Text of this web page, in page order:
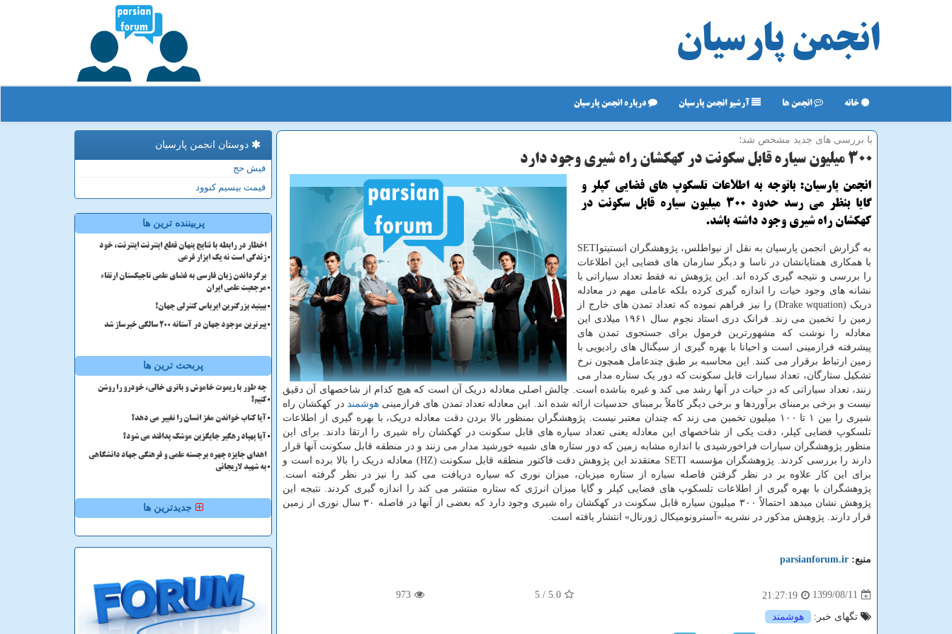
انجمن پارسیان
خانه انجمن ها آرشیو انجمن پارسیان درباره انجمن پارسیان
با بررسی های جدید مشخص شد؛
۳۰۰ میلیون سیاره قابل سكونت در كهكشان راه شیری وجود دارد
انجمن پارسیان: باتوجه به اطلاعات تلسكوپ های فضایی كپلر و
گایا بنظر می رسد حدود 300 میلیون سیاره قابل سكونت در
كهكشان راه شیری وجود داشته باشد.
به گزارش انجمن پارسیان به نقل از نیواطلس، پژوهشگران انستیتوSETI
با همکاری همتایانشان در ناسا و دیگر سازمان های فضایی این اطلاعات
را بررسی و نتیجه گیری کرده اند. این پژوهش نه فقط تعداد سیاراتی با
نشانه های وجود حیات را اندازه گیری کرده بلکه عاملی مهم در معادله
دریک (Drake wquation) را نیز فراهم نموده که تعداد تمدن های خارج از
زمین را تخمین می زند. فرانک دری استاد نجوم سال ۱۹۶۱ میلادی این
معادله را نوشت که مشهورترین فرمول برای جستجوی تمدن های
پیشرفته فرازمینی است و احیانا با بهره گیری از سیگنال های رادیویی با
زمین ارتباط برقرار می کنند. این محاسبه بر طبق چندعامل همچون نرخ
تشکیل ستارگان، تعداد سیارات قابل سکونت که دور یک ستاره مدار می
زنند، تعداد سیاراتی که در حیات در آنها رشد می کند و غیره بناشده است. چالش اصلی معادله دریک آن است که هیچ کدام از شاخصهای آن دقیق
نیست و برخی برمبنای برآوردها و برخی دیگر کاملاً برمبنای حدسیات ارائه شده اند. این معادله تعداد تمدن های فرازمینیهوشمند در کهکشان راه
شیری را بین ۱ تا ۱۰۰ میلیون تخمین می زند که چندان معتبر نیست. پژوهشگران بمنظور بالا بردن دقت معادله دریک، با بهره گیری از اطلاعات
تلسکوپ فضایی کپلر، دقت یکی از شاخصهای این معادله یعنی تعداد سیاره های قابل سکونت در کهکشان راه شیری را ارتقا دادند. برای این
منظور پژوهشگران سیارات فراخورشیدی با اندازه مشابه زمین که دور ستاره های شبیه خورشید مدار می زنند و در منطقه قابل سکونت آنها قرار
دارند را بررسی کردند. پژوهشگران مؤسسه SETI معتقدند این پژوهش دقت فاکتور منطقه قابل سکونت (HZ) معادله دریک را بالا برده است و
برای این کار علاوه بر در نظر گرفتن فاصله سیاره از ستاره میزبان، میزان نوری که سیاره دریافت می کند را نیز در نظر گرفته است.
پژوهشگران با بهره گیری از اطلاعات تلسکوپ های فضایی کپلر و گایا میزان انرژی که ستاره منتشر می کند را اندازه گیری کردند. نتیجه این
پژوهش نشان میدهد احتمالاً ۳۰۰ میلیون سیاره قابل سکونت در کهکشان راه شیری وجود دارد که بعضی از آنها در فاصله ۳۰ سال نوری از زمین
قرار دارند. پژوهش مذکور در نشریه «آسترونومیکال ژورنال» انتشار یافته است.
منبع: parsianforum.ir
1399/08/11
21:27:19
5.0
/ 5
973
تگهای خبر: هوشمند
دوستان انجمن پارسیان
فیش حج
قیمت بیسیم کنوود
پربیننده ترین ها
اخطار در رابطه با نتایج پنهان قطع اینترنت اینترنت، خود
زندگی است نه یک ابزار فرعی
برگرداندن زبان فارسی به فضای علمی تاجیکستان ارتقاء
مرجعیت علمی ایران
ببینید بزرگترین ایرباس کنترلی جهان!
پیرترین موجود جهان در آستانه ۲۰۰ سالگی خبرساز شد
پربحث ترین ها
چه طور با ریموت خاموش و باتری خالی، خودرو را روشن
کنیم؟
آیا کتاب خواندن مغز انسان را تغییر می دهد؟
آیا پهپاد رهگیر جایگزین موشک پدافند می شود؟
اهدای جایزه چهره برجسته علمی و فرهنگی جهاد دانشگاهی
به شهید لاریجانی
جدیدترین ها